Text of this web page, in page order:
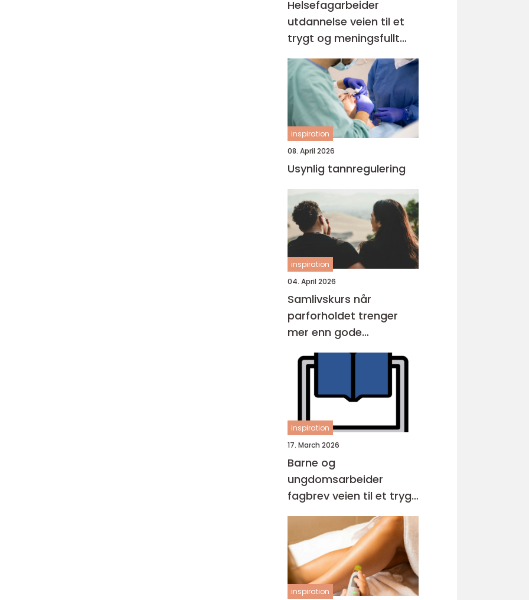
Helsefagarbeider
utdannelse veien til et
trygt og meningsfullt
yrke
inspiration
08. April 2026
Usynlig tannregulering
inspiration
04. April 2026
Samlivskurs når
parforholdet trenger
mer enn gode
intensjoner
inspiration
17. March 2026
Barne og
ungdomsarbeider
fagbrev veien til et trygt
og viktig yrke
inspiration